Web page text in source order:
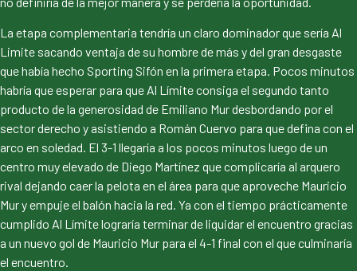
La etapa complementaria tendría un claro dominador que sería Al
Limite sacando ventaja de su hombre de más y del gran desgaste
que había hecho Sporting Sifón en la primera etapa. Pocos minutos
habría que esperar para que Al Límite consiga el segundo tanto
producto de la generosidad de Emiliano Mur desbordando por el
sector derecho y asistiendo a Román Cuervo para que defina con el
arco en soledad. El 3-1 llegaría a los pocos minutos luego de un
centro muy elevado de Diego Martínez que complicaría al arquero
rival dejando caer la pelota en el área para que aproveche Mauricio
Mur y empuje el balón hacia la red. Ya con el tiempo prácticamente
cumplido Al Límite lograría terminar de liquidar el encuentro gracias
a un nuevo gol de Mauricio Mur para el 4-1 final con el que culminaría
el encuentro.